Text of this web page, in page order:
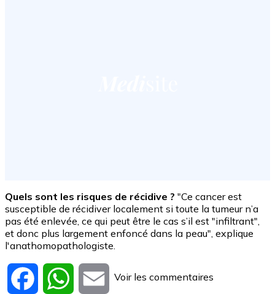
Quels sont les risques de récidive ? "Ce cancer est
susceptible de récidiver localement si toute la tumeur n’a
pas été enlevée, ce qui peut être le cas s’il est "infiltrant",
et donc plus largement enfoncé dans la peau", explique
l'anathomopathologiste.
Facebook WhatsApp
Email
Voir les commentaires